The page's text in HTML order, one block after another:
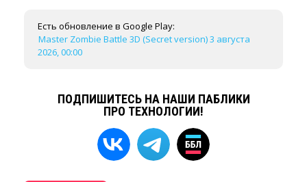
Есть обновление в Google Play:
Master Zombie Battle 3D (Secret version) 3 августа
2026, 00:00
ПОДПИШИТЕСЬ НА НАШИ ПАБЛИКИ
ПРО ТЕХНОЛОГИИ!